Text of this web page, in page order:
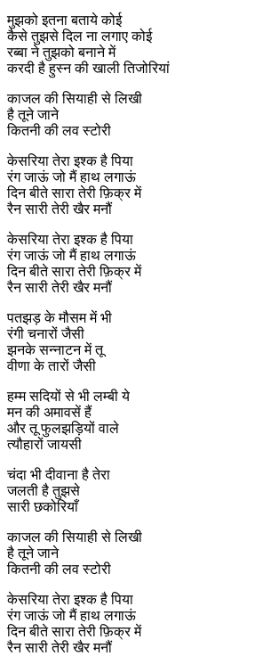
मुझको इतना बताये कोई
कैसे तुझसे दिल ना लगाए कोई
रब्बा ने तुझको बनाने में
करदी है हुस्न की खाली तिजोरियां
काजल की सियाही से लिखी
है तूने जाने
कितनी की लव स्टोरी
केसरिया तेरा इश्क है पिया
रंग जाऊं जो मैं हाथ लगाऊं
दिन बीते सारा तेरी फ़िक्र में
रैन सारी तेरी खैर मनौं
केसरिया तेरा इश्क है पिया
रंग जाऊं जो मैं हाथ लगाऊं
दिन बीते सारा तेरी फ़िक्र में
रैन सारी तेरी खैर मनौं
पतझड़ के मौसम में भी
रंगी चनारों जैसी
झनके सन्नाटन में तू
वीणा के तारों जैसी
हम्म सदियों से भी लम्बी ये
मन की अमावसें हैं
और तू फुलझड़ियों वाले
त्यौहारों जायसी
चंदा भी दीवाना है तेरा
जलती है तुझसे
सारी छकोरियाँ
काजल की सियाही से लिखी
है तूने जाने
कितनी की लव स्टोरी
केसरिया तेरा इश्क है पिया
रंग जाऊं जो मैं हाथ लगाऊं
दिन बीते सारा तेरी फ़िक्र में
रैन सारी तेरी खैर मनौं